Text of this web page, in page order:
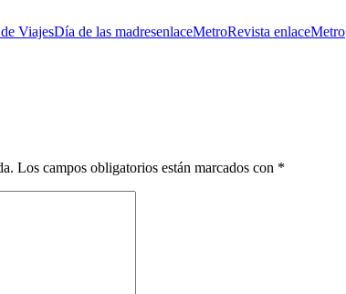
ViajesDía de las madresenlaceMetroRevista enlaceMetro
Los campos obligatorios están marcados con *